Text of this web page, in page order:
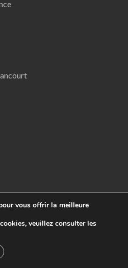
Directory Theme
vous offrir la meilleure
veuillez consulter les